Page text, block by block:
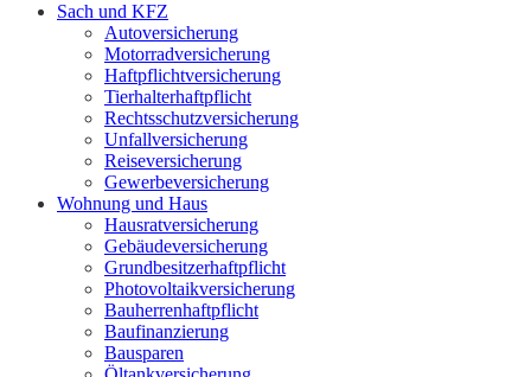
Sach und KFZ
Autoversicherung
Motorradversicherung
Haftpflichtversicherung
Tierhalterhaftpflicht
Rechtsschutzversicherung
Unfallversicherung
Reiseversicherung
Gewerbeversicherung
Wohnung und Haus
Hausratversicherung
Gebäudeversicherung
Grundbesitzerhaftpflicht
Photovoltaikversicherung
Bauherrenhaftpflicht
Baufinanzierung
Bausparen